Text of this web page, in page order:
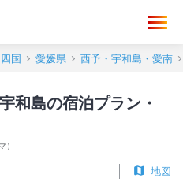
四国 愛媛県 西予・宇和島・愛南
和島の宿泊プラン・
）
地図